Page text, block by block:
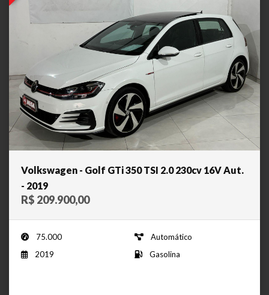
Volkswagen - Golf GTi 350 TSI 2.0 230cv 16V Aut.
- 2019
R$ 209.900,00
75.000
Automático
2019
Gasolina